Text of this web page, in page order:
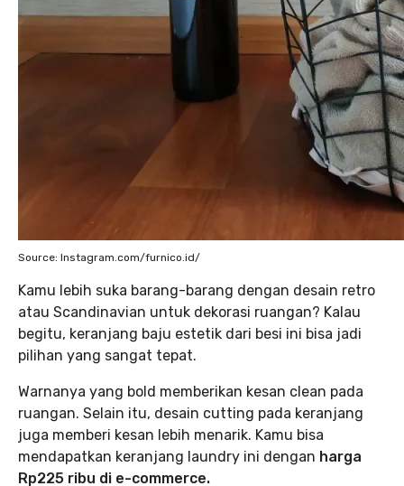
Source: Instagram.com/furnico.id/
Kamu lebih suka barang-barang dengan desain retro
atau Scandinavian untuk dekorasi ruangan? Kalau
begitu, keranjang baju estetik dari besi ini bisa jadi
pilihan yang sangat tepat.
Warnanya yang bold memberikan kesan clean pada
ruangan. Selain itu, desain cutting pada keranjang
juga memberi kesan lebih menarik. Kamu bisa
mendapatkan keranjang laundry ini dengan harga
Rp225 ribu di e-commerce.